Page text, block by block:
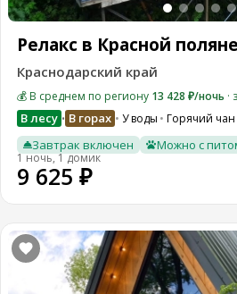
Релакс в Красной поляне
Краснодарский край
💰 В среднем по региону 13 428 ₽/ночь ·
В лесу • В горах У воды Горячий чан
Завтрак включен Можно с
1 ночь, 1 домик
9 625 ₽